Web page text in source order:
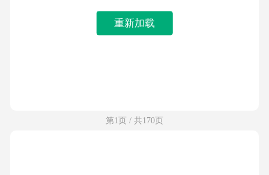
重新加载
第1页 / 共170页